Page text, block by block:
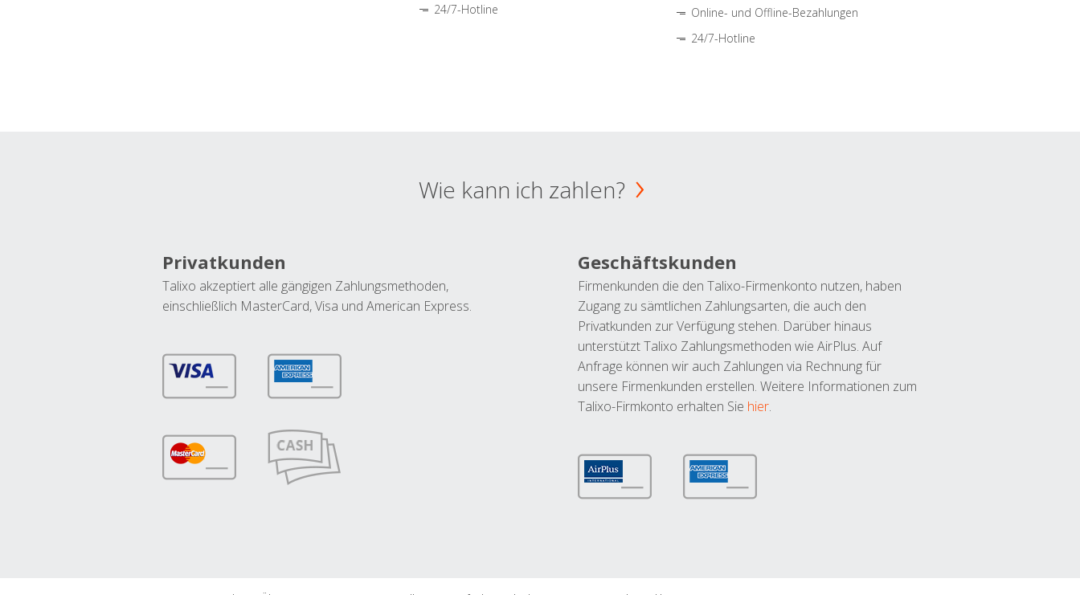
24/7-Hotline
Online- und Offline-Bezahlungen
24/7-Hotline
Wie kann ich zahlen?
Privatkunden
Talixo akzeptiert alle gängigen Zahlungsmethoden,
einschließlich MasterCard, Visa und American Express.
Geschäftskunden
Firmenkunden die den Talixo-Firmenkonto nutzen, haben
Zugang zu sämtlichen Zahlungsarten, die auch den
Privatkunden zur Verfügung stehen. Darüber hinaus
unterstützt Talixo Zahlungsmethoden wie AirPlus. Auf
Anfrage können wir auch Zahlungen via Rechnung für
unsere Firmenkunden erstellen. Weitere Informationen zum
Talixo-Firmkonto erhalten Sie hier.